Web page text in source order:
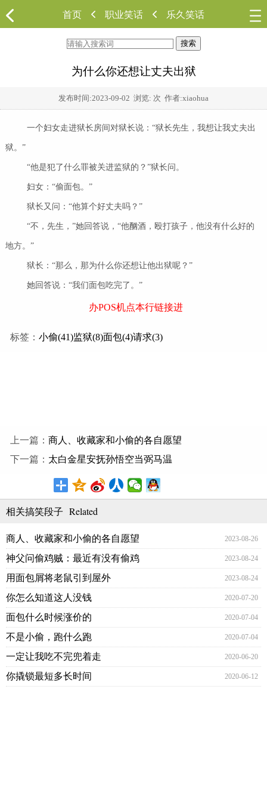
首页 职业笑话 乐久笑话
搜索
为什么你还想让丈夫出狱
发布时间:2023-09-02 浏览: 次 作者:xiaohua
一个妇女走进狱长房间对狱长说：“狱长先生，我想让我丈夫出
狱。”
“他是犯了什么罪被关进监狱的？”狱长问。
妇女：“偷面包。”
狱长又问：“他算个好丈夫吗？”
“不，先生，”她回答说，“他酗酒，殴打孩子，他没有什么好的
地方。”
狱长：“那么，那为什么你还想让他出狱呢？”
她回答说：“我们面包吃完了。”
办POS机点本行链接进
标签： 小偷(41)监狱(8)面包(4)请求(3)
上一篇： 商人、收藏家和小偷的各自愿望
下一篇： 太白金星安抚孙悟空当弼马温
相关搞笑段子 Related
商人、收藏家和小偷的各自愿望 2023-08-26
神父问偷鸡贼：最近有没有偷鸡 2023-08-24
用面包屑将老鼠引到屋外 2023-08-24
你怎么知道这人没钱 2020-07-20
面包什么时候涨价的 2020-07-04
不是小偷，跑什么跑 2020-07-04
一定让我吃不完兜着走 2020-06-20
你撬锁最短多长时间 2020-06-12